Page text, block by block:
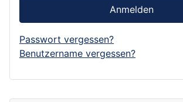
Anmelden
Passwort vergessen?
Benutzername vergessen?